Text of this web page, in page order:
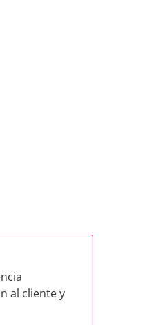
al cliente y